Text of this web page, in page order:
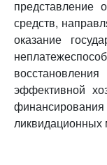
представление
средств,
оказание
эффективной
ликвидационных